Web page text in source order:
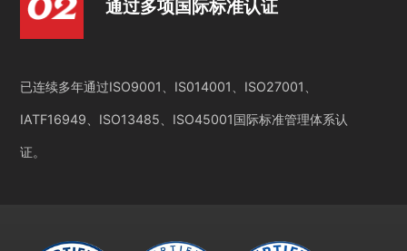
通过多项国际标准认证
已连续多年通过ISO9001、IS014001、ISO27001、
IATF16949、ISO13485、ISO45001国际标准管理体系认
证。